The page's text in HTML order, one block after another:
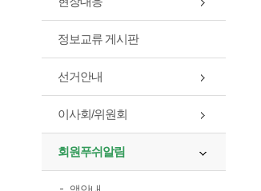
정보교류 게시판
선거안내
이사회/위원회
회원푸쉬알림